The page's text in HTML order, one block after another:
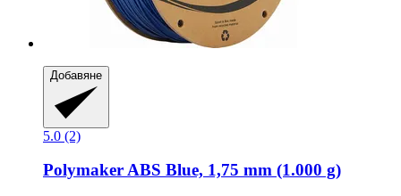
Добавяне
5.0 (2)
PolymakerABS Blue, 1,75 mm (1.000 g)